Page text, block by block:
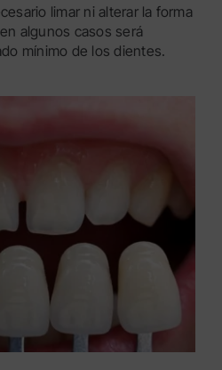
limar ni alterar la forma
algunos casos será
mínimo de los dientes.